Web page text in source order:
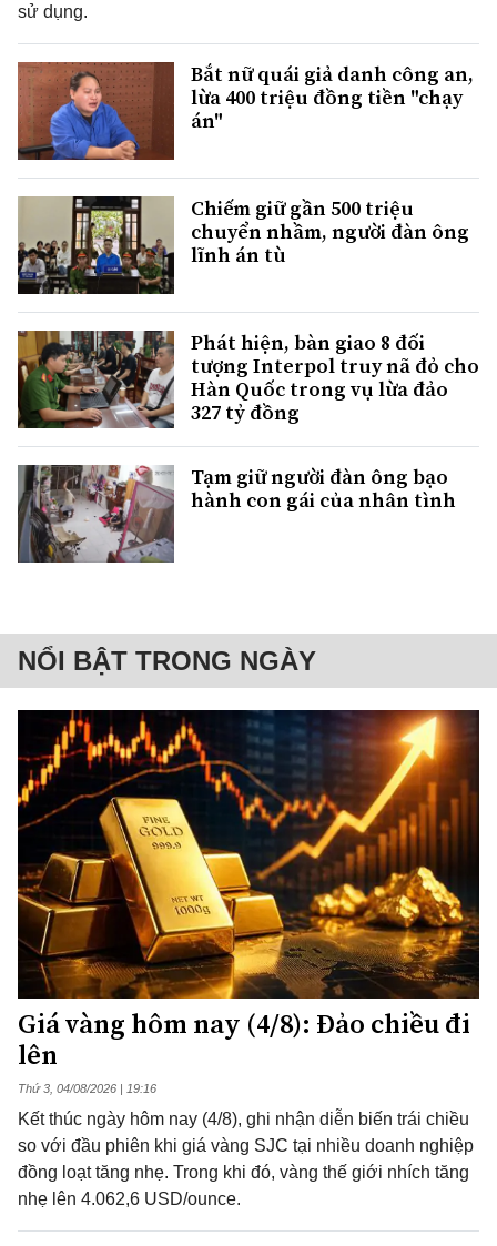
sử dụng.
Bắt nữ quái giả danh công an,
lừa 400 triệu đồng tiền "chạy
án"
Chiếm giữ gần 500 triệu
chuyển nhầm, người đàn ông
lĩnh án tù
Phát hiện, bàn giao 8 đối
tượng Interpol truy nã đỏ cho
Hàn Quốc trong vụ lừa đảo
327 tỷ đồng
Tạm giữ người đàn ông bạo
hành con gái của nhân tình
NỔI BẬT TRONG NGÀY
Giá vàng hôm nay (4/8): Đảo chiều đi
lên
Thứ 3, 04/08/2026 | 19:16
Kết thúc ngày hôm nay (4/8), ghi nhận diễn biến trái chiều
so với đầu phiên khi giá vàng SJC tại nhiều doanh nghiệp
đồng loạt tăng nhẹ. Trong khi đó, vàng thế giới nhích tăng
nhẹ lên 4.062,6 USD/ounce.